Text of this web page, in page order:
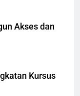
Akses dan
Kursus